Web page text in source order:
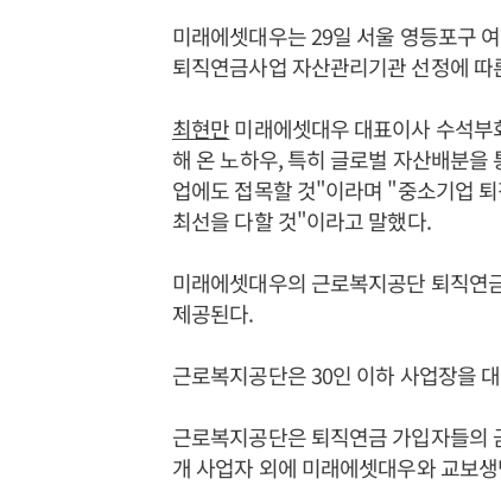
미래에셋대우는 29일 서울 영등포구
퇴직연금사업 자산관리기관 선정에
최현만미래에셋대우 대표이사 수석
해 온 노하우, 특히 글로벌 자산배분
업에도 접목할 것"이라며 "중소기업
최선을 다할 것"이라고 말했다.
미래에셋대우의 근로복지공단 퇴직연
제공된다.
근로복지공단은 30인 이하 사업장을
근로복지공단은 퇴직연금 가입자들의
개 사업자 외에 미래에셋대우와 교보